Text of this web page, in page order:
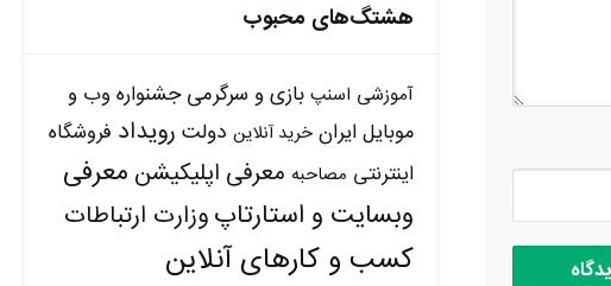
هشتگ‌های محبوب
آموزشی اسنپ بازی و سرگرمی جشنواره وب و
موبایل ایران خرید آنلاین دولت رویداد فروشگاه
اینترنتی مصاحبه معرفی اپلیکیشن معرفی
وبسایت و استارتاپوزارت ارتباطات
کسب و کارهای آنلاین